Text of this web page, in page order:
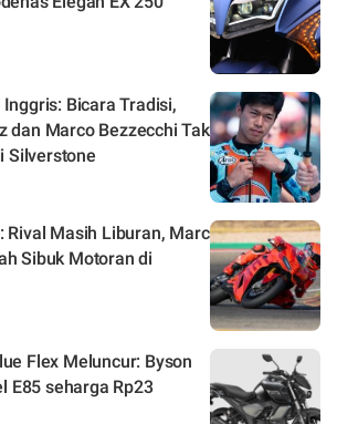
Bicara Tradisi,
dan Marco Bezzecchi Tak
Bakal Juara di Silverstone
Rival Masih Liburan, Marc
Sibuk Motoran di
Flex Meluncur: Byson
E85 seharga Rp23